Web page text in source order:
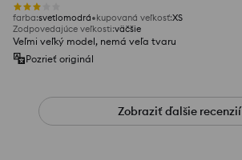
farba:svetlomodrá kupovaná veľkosť:XS
Zodpovedajúce veľkosti:väčšie
Veľmi veľký model, nemá veľa tvaru
Pozrieť originál
Zobraziť ďalšie recenzií